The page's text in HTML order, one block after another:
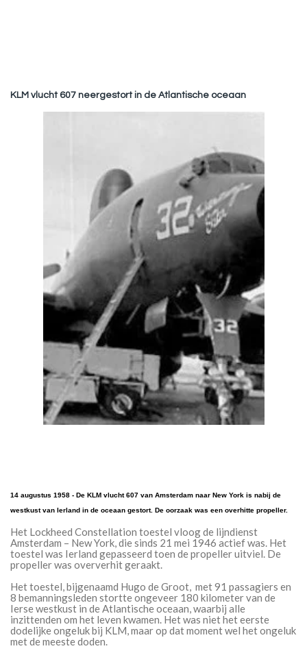
KLM vlucht 607 neergestort in de Atlantische oceaan
14 augustus 1958 - De KLM vlucht 607 van Amsterdam naar New York is nabij de
westkust van Ierland in de oceaan gestort. De oorzaak was een overhitte propeller.
Het Lockheed Constellation toestel vloog de lijndienst
Amsterdam – New York, die sinds 21 mei 1946 actief was. Het
toestel was Ierland gepasseerd toen de propeller uitviel. De
propeller was oververhit geraakt.
Het toestel, bijgenaamd Hugo de Groot, met 91 passagiers en
8 bemanningsleden stortte ongeveer 180 kilometer van de
Ierse westkust in de Atlantische oceaan, waarbij alle
inzittenden om het leven kwamen. Het was niet het eerste
dodelijke ongeluk bij KLM, maar op dat moment wel het ongeluk
met de meeste doden.